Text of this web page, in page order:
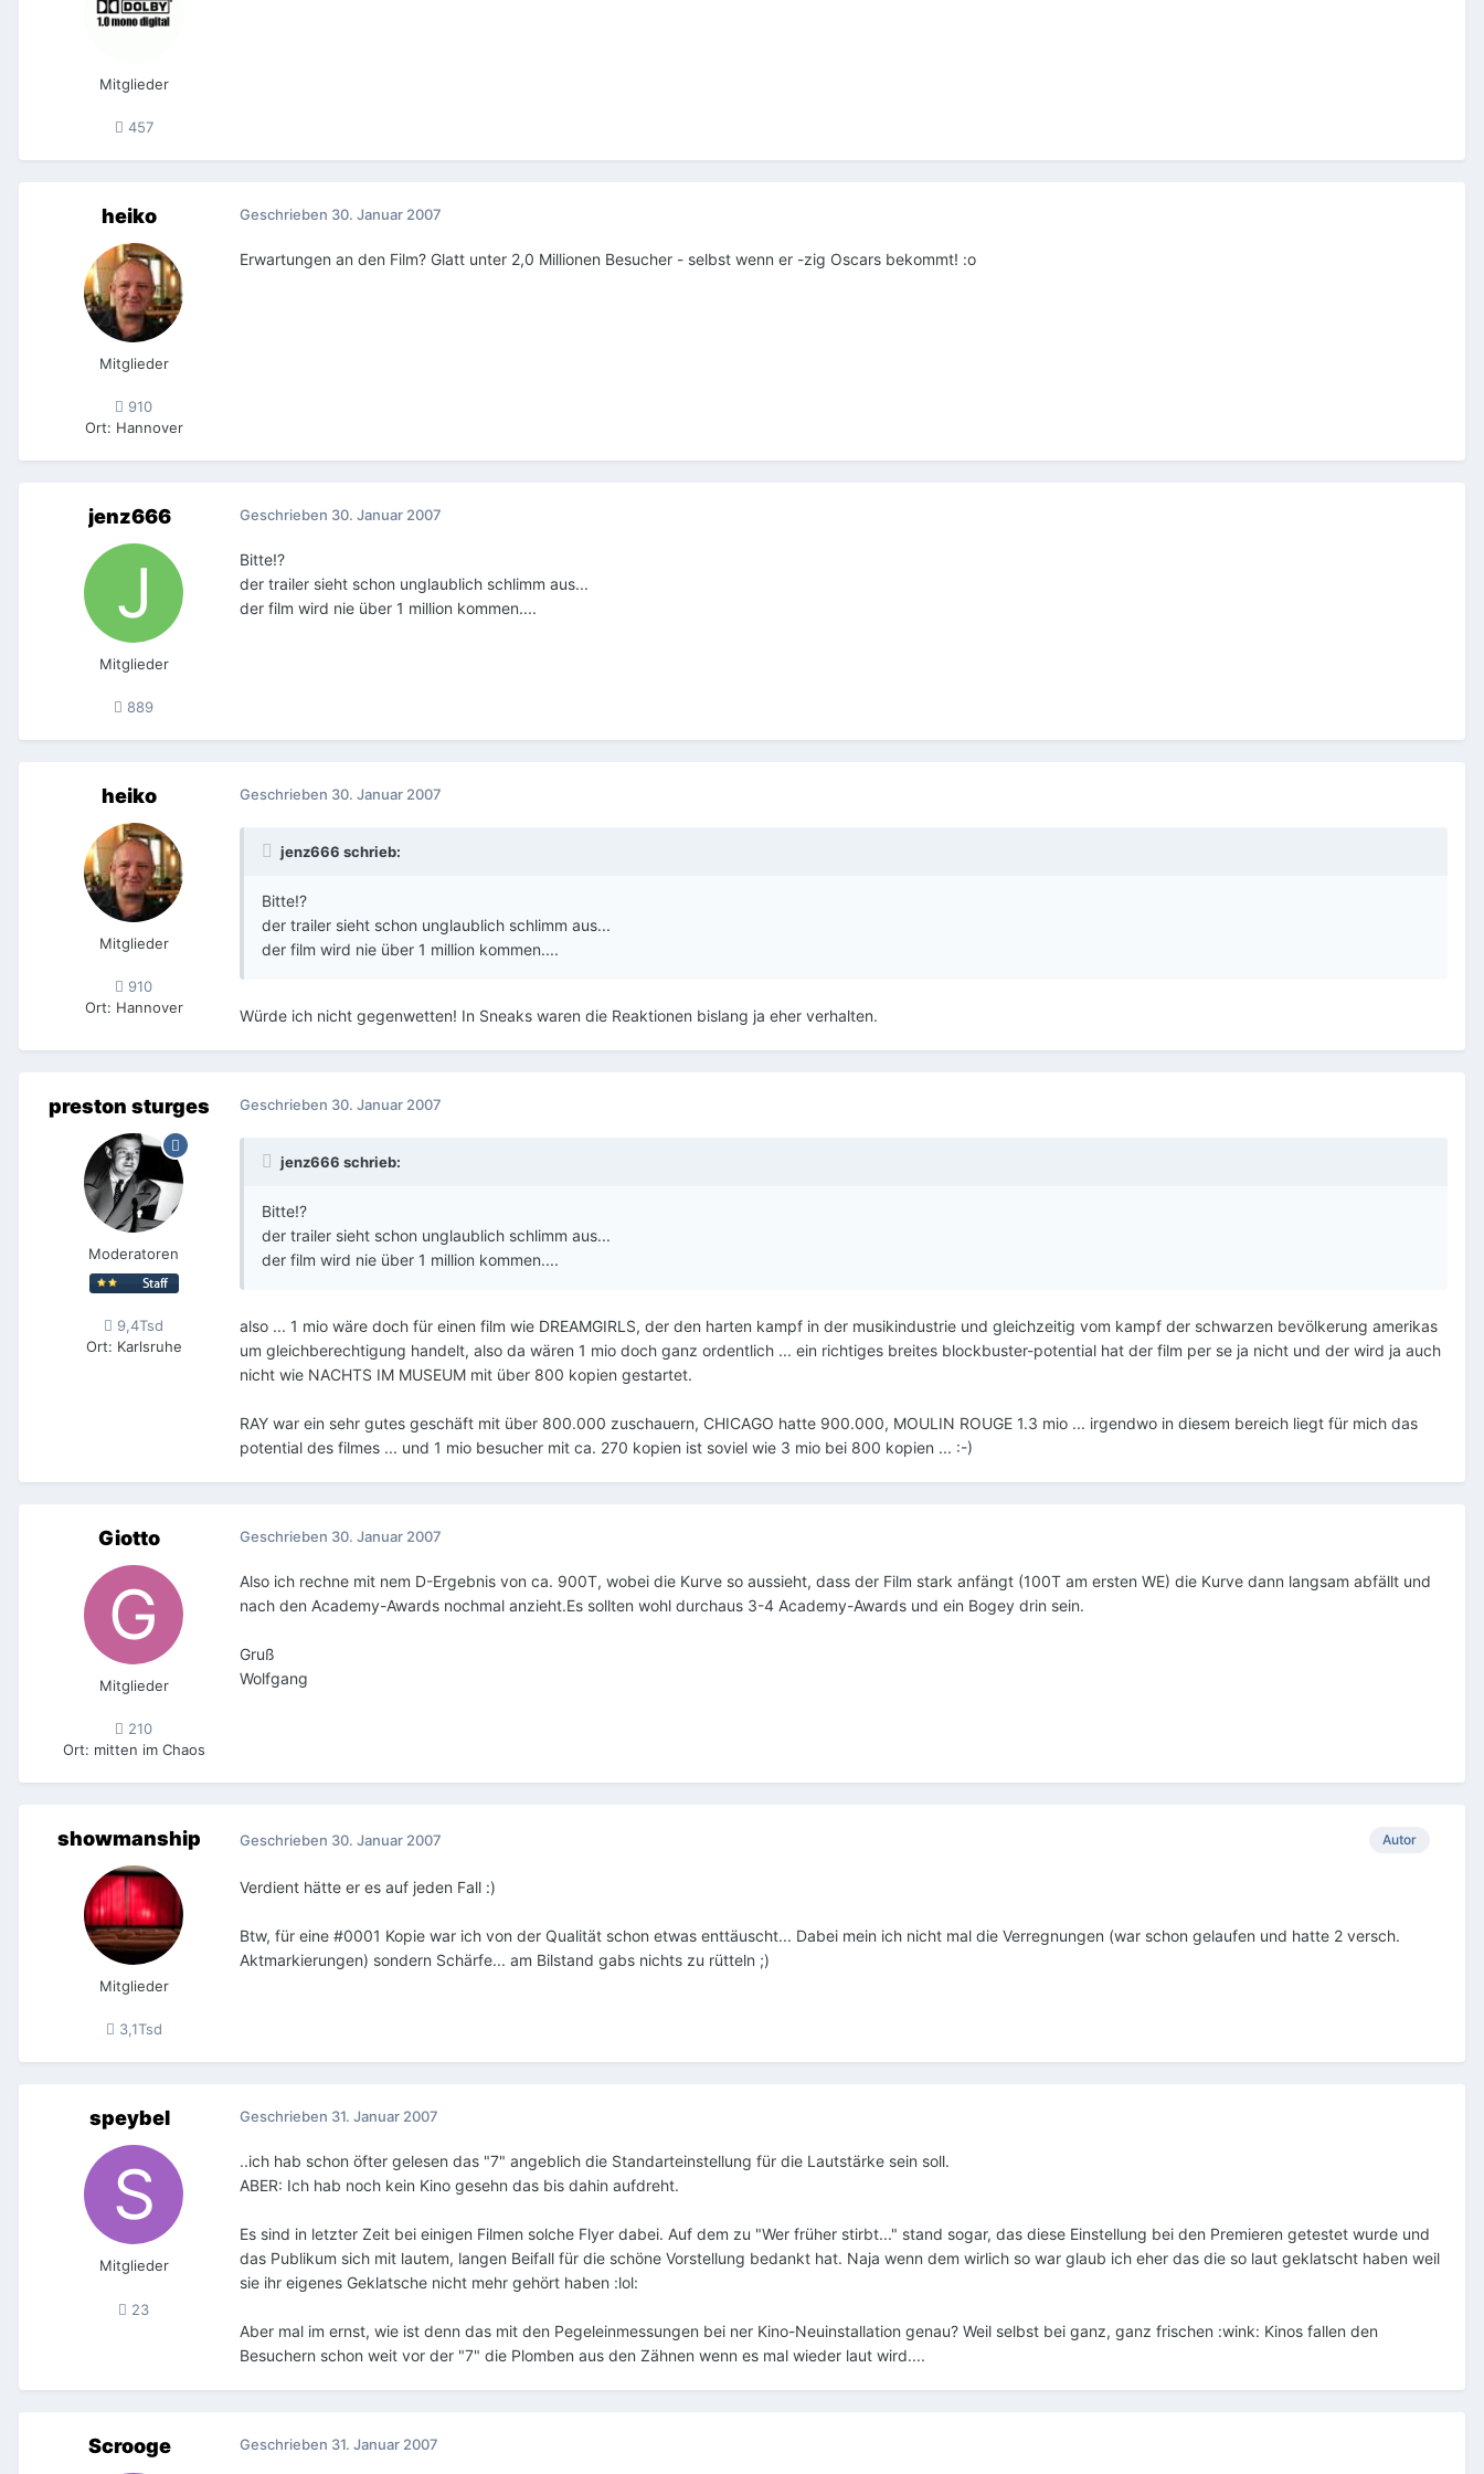
Mitglieder
457
heiko
Mitglieder
910
Ort: Hannover
Geschrieben 30. Januar 2007
Erwartungen an den Film? Glatt unter 2,0 Millionen Besucher - selbst wenn er -zig Oscars bekommt! :o
jenz666
Mitglieder
889
Geschrieben 30. Januar 2007
Bitte!?
der trailer sieht schon unglaublich schlimm aus...
der film wird nie über 1 million kommen....
heiko
Mitglieder
910
Ort: Hannover
Geschrieben 30. Januar 2007
jenz666 schrieb:
Bitte!?
der trailer sieht schon unglaublich schlimm aus...
der film wird nie über 1 million kommen....
Würde ich nicht gegenwetten! In Sneaks waren die Reaktionen bislang ja eher verhalten.
preston sturges
Moderatoren
9,4Tsd
Ort: Karlsruhe
Geschrieben 30. Januar 2007
jenz666 schrieb:
Bitte!?
der trailer sieht schon unglaublich schlimm aus...
der film wird nie über 1 million kommen....
also ... 1 mio wäre doch für einen film wie DREAMGIRLS, der den harten kampf in der musikindustrie und gleichzeitig vom kampf der schwarzen bevölkerung amerikas
um gleichberechtigung handelt, also da wären 1 mio doch ganz ordentlich ... ein richtiges breites blockbuster-potential hat der film per se ja nicht und der wird ja auch
nicht wie NACHTS IM MUSEUM mit über 800 kopien gestartet.
RAY war ein sehr gutes geschäft mit über 800.000 zuschauern, CHICAGO hatte 900.000, MOULIN ROUGE 1.3 mio ... irgendwo in diesem bereich liegt für mich das
potential des filmes ... und 1 mio besucher mit ca. 270 kopien ist soviel wie 3 mio bei 800 kopien ... :-)
Giotto
Mitglieder
210
Ort: mitten im Chaos
Geschrieben 30. Januar 2007
Also ich rechne mit nem D-Ergebnis von ca. 900T, wobei die Kurve so aussieht, dass der Film stark anfängt (100T am ersten WE) die Kurve dann langsam abfällt und
nach den Academy-Awards nochmal anzieht.Es sollten wohl durchaus 3-4 Academy-Awards und ein Bogey drin sein.
Gruß
Wolfgang
showmanship
Mitglieder
3,1Tsd
Autor
Geschrieben 30. Januar 2007
Verdient hätte er es auf jeden Fall :)
Btw, für eine #0001 Kopie war ich von der Qualität schon etwas enttäuscht... Dabei mein ich nicht mal die Verregnungen (war schon gelaufen und hatte 2 versch.
Aktmarkierungen) sondern Schärfe... am Bilstand gabs nichts zu rütteln ;)
speybel
Mitglieder
23
Geschrieben 31. Januar 2007
..ich hab schon öfter gelesen das "7" angeblich die Standarteinstellung für die Lautstärke sein soll.
ABER: Ich hab noch kein Kino gesehn das bis dahin aufdreht.
Es sind in letzter Zeit bei einigen Filmen solche Flyer dabei. Auf dem zu "Wer früher stirbt..." stand sogar, das diese Einstellung bei den Premieren getestet wurde und
das Publikum sich mit lautem, langen Beifall für die schöne Vorstellung bedankt hat. Naja wenn dem wirlich so war glaub ich eher das die so laut geklatscht haben weil
sie ihr eigenes Geklatsche nicht mehr gehört haben :lol:
Aber mal im ernst, wie ist denn das mit den Pegeleinmessungen bei ner Kino-Neuinstallation genau? Weil selbst bei ganz, ganz frischen :wink: Kinos fallen den
Besuchern schon weit vor der "7" die Plomben aus den Zähnen wenn es mal wieder laut wird....
Scrooge Geschrieben 31. Januar 2007